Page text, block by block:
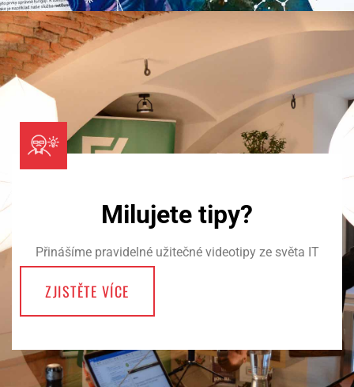
Milujete tipy?
Přinášíme pravidelné užitečné videotipy ze světa IT
ZJISTĚTE VÍCE